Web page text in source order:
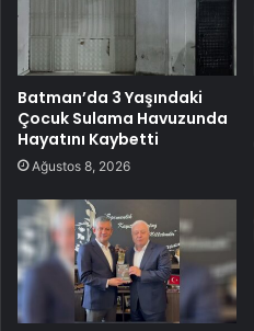
Batman’da 3 Yaşındaki
Çocuk Sulama Havuzunda
Hayatını Kaybetti
Ağustos 8, 2026